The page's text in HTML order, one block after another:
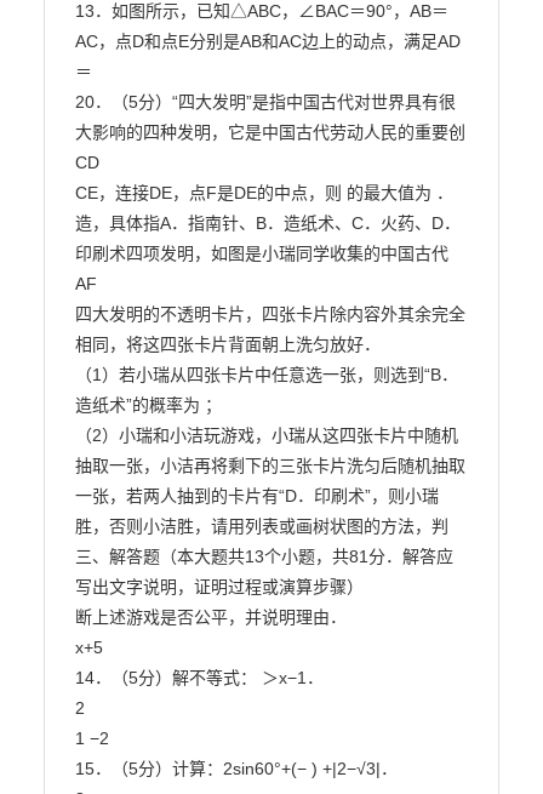
13．如图所示，已知△ABC，∠BAC＝90°，AB＝
AC，点D和点E分别是AB和AC边上的动点，满足AD
＝
20．（5分）“四大发明”是指中国古代对世界具有很
大影响的四种发明，它是中国古代劳动人民的重要创
CD
CE，连接DE，点F是DE的中点，则 的最大值为 ．
造，具体指A．指南针、B．造纸术、C．火药、D．
印刷术四项发明，如图是小瑞同学收集的中国古代
AF
四大发明的不透明卡片，四张卡片除内容外其余完全
相同，将这四张卡片背面朝上洗匀放好．
（1）若小瑞从四张卡片中任意选一张，则选到“B．
造纸术”的概率为 ；
（2）小瑞和小洁玩游戏，小瑞从这四张卡片中随机
抽取一张，小洁再将剩下的三张卡片洗匀后随机抽取
一张，若两人抽到的卡片有“D．印刷术”，则小瑞
胜，否则小洁胜，请用列表或画树状图的方法，判
三、解答题（本大题共13个小题，共81分．解答应
写出文字说明，证明过程或演算步骤）
断上述游戏是否公平，并说明理由．
x+5
14．（5分）解不等式： ＞x−1．
2
1 −2
15．（5分）计算：2sin60°+(− ) +|2−√3|．